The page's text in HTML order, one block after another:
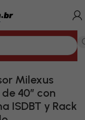
del Río
Milexus
40″ con
ISDBT y Rack